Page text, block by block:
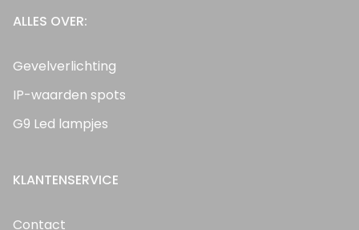
ALLES OVER:
Gevelverlichting
IP-waarden spots
G9 Led lampjes
KLANTENSERVICE
Contact